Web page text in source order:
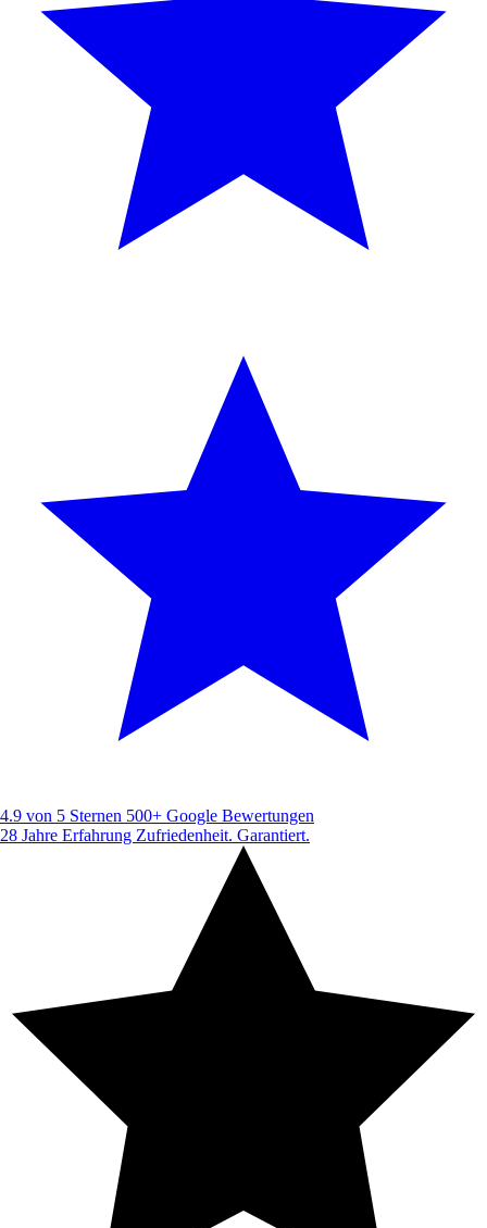
4.9 von 5 Sternen 500+ Google Bewertungen
28 Jahre Erfahrung Zufriedenheit. Garantiert.